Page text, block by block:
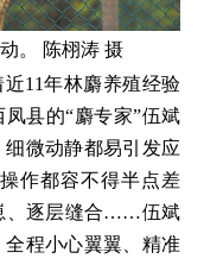
。 陈栩涛 摄
11年林麝养殖经验
县的“麝专家”伍斌
微动静都易引发应
作都容不得半点差
、逐层缝合……伍斌
程小心翼翼、精准